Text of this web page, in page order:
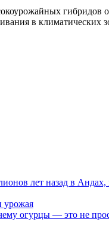
в климатических
лет назад в
урожая
огурцы — это не